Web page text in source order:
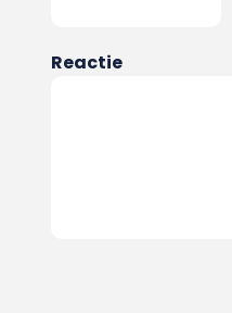
Reactie